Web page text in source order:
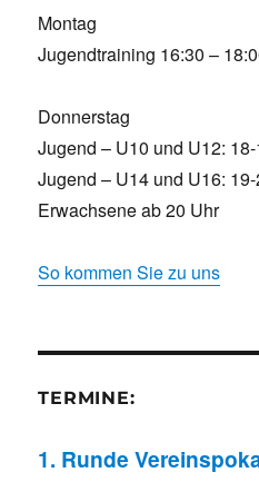
Montag
Jugendtraining 16:30 –
Donnerstag
Jugend – U10 und U12:
Jugend – U14 und U16:
Erwachsene ab 20 Uhr
So kommen Sie zu uns
TERMINE:
1. Runde